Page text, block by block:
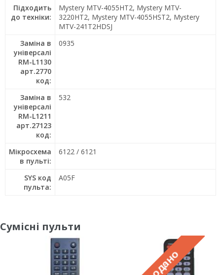
Підходить
до техніки:
Mystery MTV-4055HT2, Mystery MTV-
3220HT2, Mystery MTV-4055HST2, Mystery
MTV-241T2HDSJ
Заміна в
універсалі
RM-L1130
арт.2770
код:
0935
Заміна в
універсалі
RM-L1211
арт.27123
код:
532
Мікросхема
в пульті:
6122 / 6121
SYS код
пульта:
A05F
Сумісні пульти